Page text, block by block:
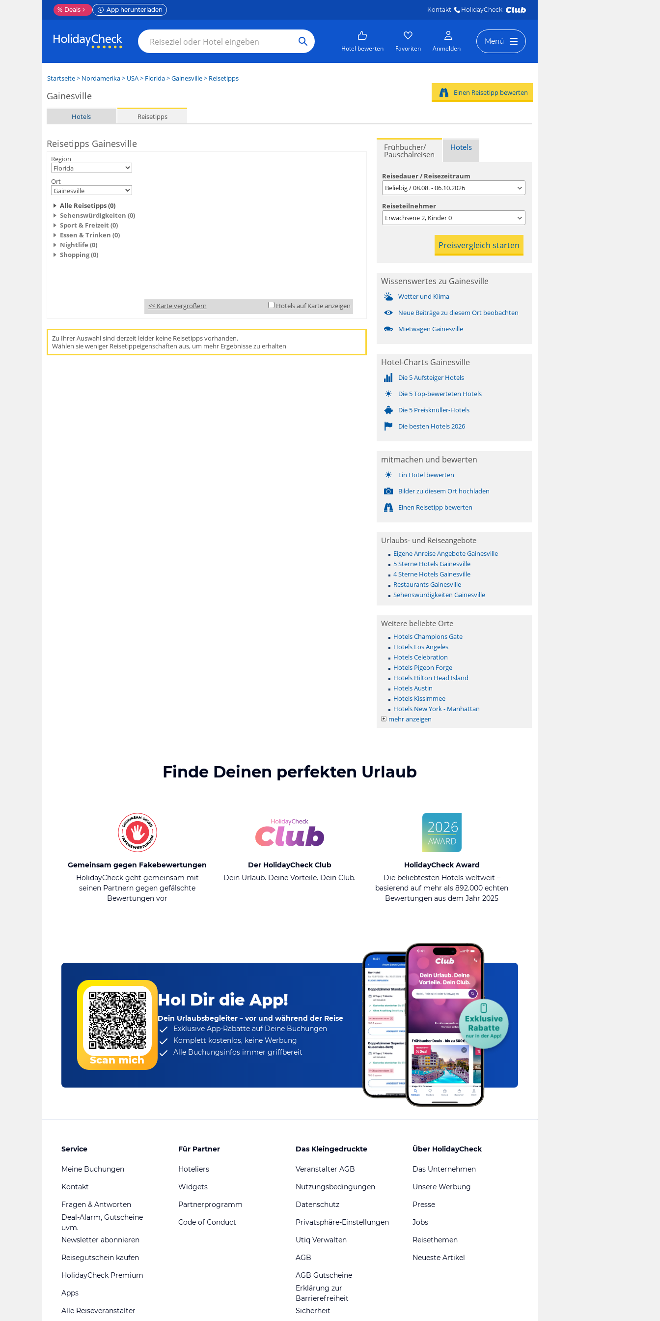
% Deals App herunterladen Kontakt HolidayCheck
Hotel bewerten Favoriten Anmelden
Menü
Startseite> Nordamerika> USA> Florida>Gainesville> Reisetipps
Gainesville
Hotels Reisetipps
Einen Reisetipp bewerten
Reisetipps Gainesville
Region
Ort
Alle Reisetipps (0)
Sehenswürdigkeiten (0)
Sport & Freizeit (0)
Essen & Trinken (0)
Nightlife (0)
Shopping (0)
<< Karte vergrößern Hotels auf Karte anzeigen
Zu Ihrer Auswahl sind derzeit leider keine Reisetipps vorhanden.
Wählen sie weniger Reisetippeigenschaften aus, um mehr Ergebnisse zu erhalten
Frühbucher/
Pauschalreisen
Hotels
Reisedauer / Reisezeitraum
Beliebig / 08.08. - 06.10.2026
Reiseteilnehmer
Erwachsene2, Kinder0
Wissenswertes zu Gainesville
Wetter und Klima
Neue Beiträge zu diesem Ort beobachten
Mietwagen Gainesville
Hotel-Charts Gainesville
Die 5 Aufsteiger Hotels
Die 5 Top-bewerteten Hotels
Die 5 Preisknüller-Hotels
Die besten Hotels 2026
mitmachen und bewerten
Ein Hotel bewerten
Bilder zu diesem Ort hochladen
Einen Reisetipp bewerten
Urlaubs- und Reiseangebote
Eigene Anreise Angebote Gainesville
5 Sterne Hotels Gainesville
4 Sterne Hotels Gainesville
Restaurants Gainesville
Sehenswürdigkeiten Gainesville
Weitere beliebte Orte
Hotels Champions Gate
Hotels Los Angeles
Hotels Celebration
Hotels Pigeon Forge
Hotels Hilton Head Island
Hotels Austin
Hotels Kissimmee
Hotels New York - Manhattan
mehr anzeigen
Finde Deinen perfekten Urlaub
Gemeinsam gegen Fakebewertungen
HolidayCheck geht gemeinsam mit
seinen Partnern gegen gefälschte
Bewertungen vor
Der HolidayCheck Club
Dein Urlaub. Deine Vorteile. Dein Club.
HolidayCheck Award
Die beliebtesten Hotels weltweit –
basierend auf mehr als 892.000 echten
Bewertungen aus dem Jahr 2025
Scan mich
Hol Dir die App!
Dein Urlaubsbegleiter – vor und während der Reise
Exklusive App-Rabatteauf Deine Buchungen
Komplett kostenlos, keine Werbung
Alle Buchungsinfos immer griffbereit
Service
Meine Buchungen
Kontakt
Fragen & Antworten
Deal-Alarm, Gutscheine
uvm.
Newsletter abonnieren
Reisegutschein kaufen
HolidayCheck Premium
Apps
Alle Reiseveranstalter
Für Partner
Hoteliers
Widgets
Partnerprogramm
Code of Conduct
Das Kleingedruckte
Veranstalter AGB
Nutzungsbedingungen
Datenschutz
Privatsphäre-Einstellungen
Utiq Verwalten
AGB
AGB Gutscheine
Erklärung zur
Barrierefreiheit
Sicherheit
Über HolidayCheck
Das Unternehmen
Unsere Werbung
Presse
Jobs
Reisethemen
Neueste Artikel